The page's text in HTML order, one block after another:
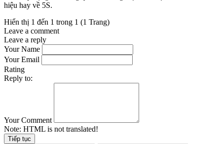
hiệu hay về 5S.
Hiển thị 1 đến 1 trong 1 (1 Trang)
Leave a comment
Leave a reply
Your Name
Your Email
Rating
Reply to:
Your Comment
Note: HTML is not translated!
Tiếp tục